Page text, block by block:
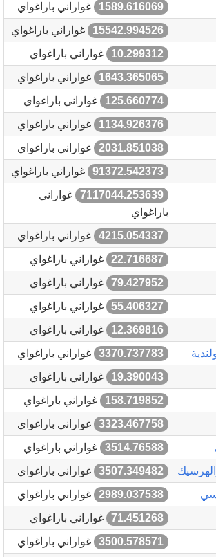
1589.616069
غواراني باراغواي
15542.994526
غواراني باراغواي
10.299312
غواراني باراغواي
1643.365065
غواراني باراغواي
125.660774
غواراني باراغواي
1134.926376
غواراني باراغواي
2031.851038
غواراني باراغواي
91372.542373 غواراني باراغواي
7117044.253639
غواراني
باراغواي
4215.054337
غواراني باراغواي
22.716687
غواراني باراغواي
79.427952
غواراني باراغواي
55.406327
غواراني باراغواي
12.369816
غواراني باراغواي
3370.737783
غواراني باراغواي
19.390043
غواراني باراغواي
158.719852
غواراني باراغواي
3323.467758
غواراني باراغواي
3514.76588
غواراني باراغواي
3507.349482
غواراني باراغواي
2989.037538
غواراني باراغواي
71.451268
غواراني باراغواي
3500.578571
غواراني باراغواي